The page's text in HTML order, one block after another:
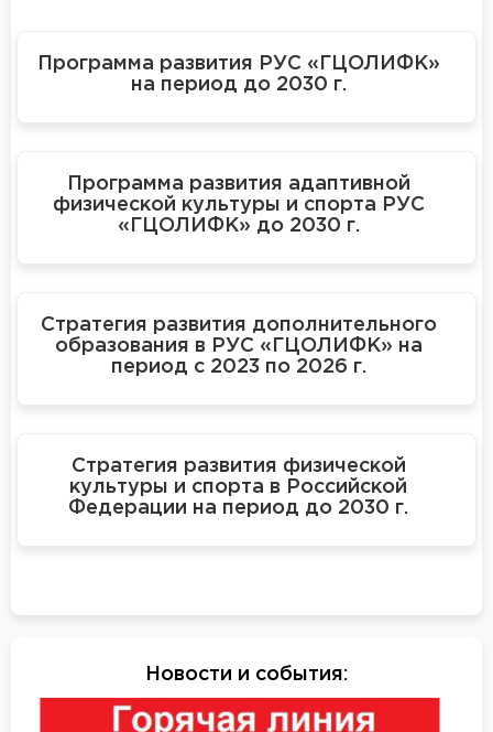
Программа развития РУС «ГЦОЛИФК»
на период до 2030 г.
Программа развития адаптивной
физической культуры и спорта РУС
«ГЦОЛИФК» до 2030 г.
Стратегия развития дополнительного
образования в РУС «ГЦОЛИФК» на
период с 2023 по 2026 г.
Стратегия развития физической
культуры и спорта в Российской
Федерации на период до 2030 г.
Новости и события: